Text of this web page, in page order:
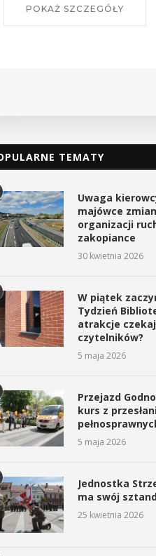
TEMATY
Uwaga
majówce
organizacji
zakopiance
30 kwietnia 2026
W piątek
Tydzień
atrakcje
czytelników?
5 maja 2026
Przejazd
kurs z
5 maja 2026
Jednostka
ma swój
25 kwietnia 2026